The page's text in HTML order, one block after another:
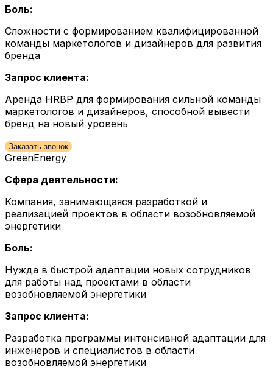
Боль:
Сложности с формированием квалифицированной
команды маркетологов и дизайнеров для развития
бренда
Запрос клиента:
Аренда HRBP для формирования сильной команды
маркетологов и дизайнеров, способной вывести
бренд на новый уровень
Заказать звонок
GreenEnergy
Сфера деятельности:
Компания, занимающаяся разработкой и
реализацией проектов в области возобновляемой
энергетики
Боль:
Нужда в быстрой адаптации новых сотрудников
для работы над проектами в области
возобновляемой энергетики
Запрос клиента:
Разработка программы интенсивной адаптации для
инженеров и специалистов в области
возобновляемой энергетики